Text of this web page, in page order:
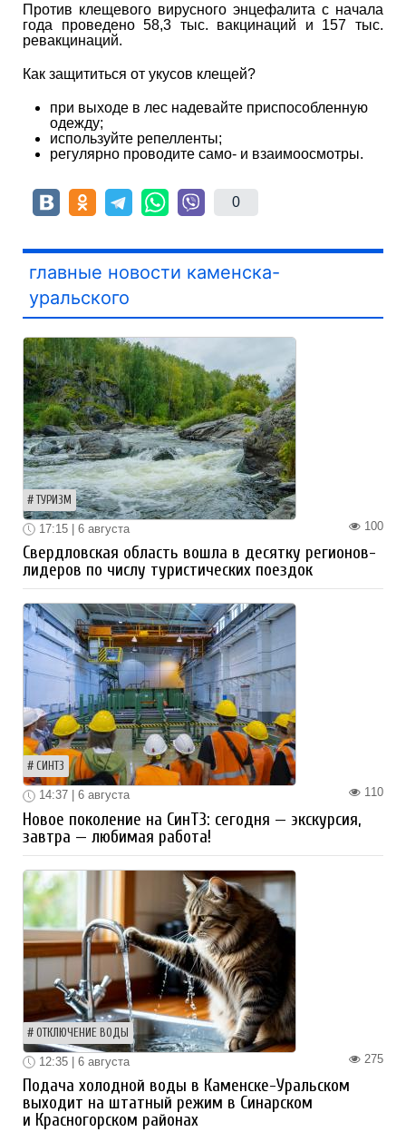
Против клещевого вирусного энцефалита с начала
года проведено 58,3 тыс. вакцинаций и 157 тыс.
ревакцинаций.
Как защититься от укусов клещей?
при выходе в лес надевайте приспособленную
одежду;
используйте репелленты;
регулярно проводите само- и взаимоосмотры.
0
главные новости каменска-
уральского
ТУРИЗМ
100
17:15 | 6 августа
Свердловская область вошла в десятку регионов-
лидеров по числу туристических поездок
СИНТЗ
110
14:37 | 6 августа
Новое поколение на СинТЗ: сегодня — экскурсия,
завтра — любимая работа!
ОТКЛЮЧЕНИЕ ВОДЫ
275
12:35 | 6 августа
Подача холодной воды в Каменске-Уральском
выходит на штатный режим в Синарском
и Красногорском районах